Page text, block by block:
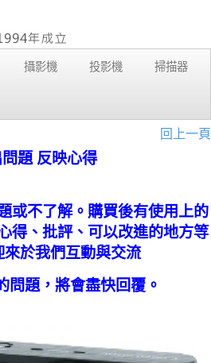
攝影機 投影機 掃描器
回上一頁
題 反映心得
或不了解。購買後有使用上的
得、批評、可以改進的地方等
來於我們互動與交流
問題，將會盡快回覆。